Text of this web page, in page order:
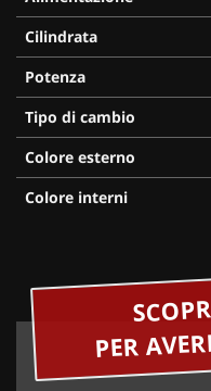
Cilindrata
Potenza
Tipo di cambio
Colore esterno
Colore interni
PER